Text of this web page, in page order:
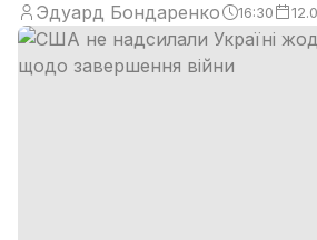
Эдуард Бондаренко 16:30